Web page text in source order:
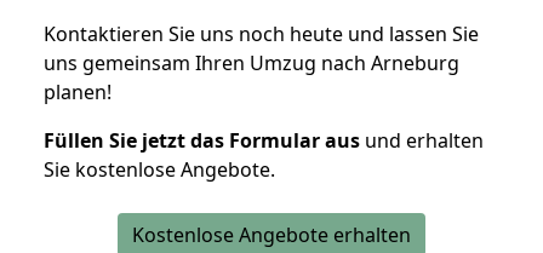
Kontaktieren Sie uns noch heute und lassen Sie
uns gemeinsam Ihren Umzug nach Arneburg
planen!
Füllen Sie jetzt das Formular aus und erhalten
Sie kostenlose Angebote.
Kostenlose Angebote erhalten